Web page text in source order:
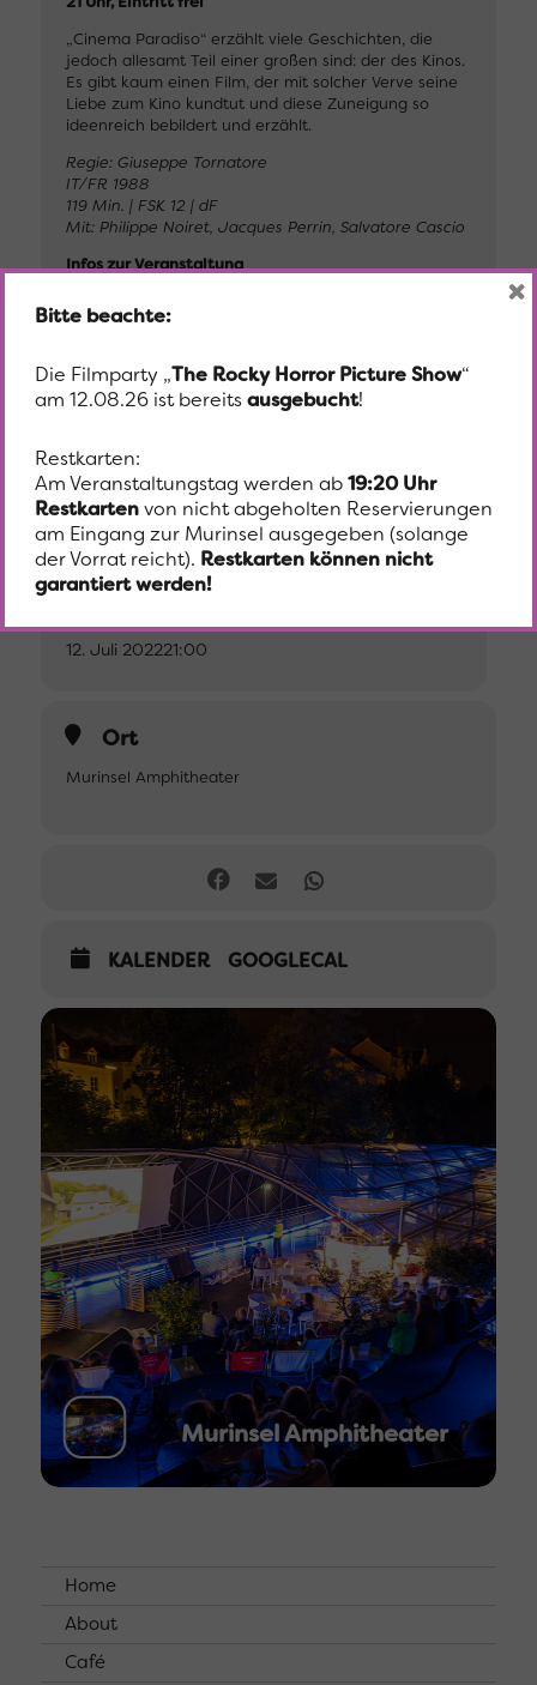
„Cinema Paradiso“ erzählt viele Geschichten, die
jedoch allesamt Teil einer großen sind: der des Kinos.
Es gibt kaum einen Film, der mit solcher Verve seine
Liebe zum Kino kundtut und diese Zuneigung so
ideenreich bebildert und erzählt.
Regie: Giuseppe Tornatore
IT/FR 1988
119 Min. | FSK 12 | dF
Mit: Philippe Noiret, Jacques Perrin, Salvatore Cascio
Infos zur Veranstaltung
Platzwahl.
Bei Schönwetter findet die Vorführung im
Murinsel statt.
Alex Desmond stimmt vor Vorstellungsbeginn mit
ausgewählten Terminen freuen wir uns, Gäste zu
einem Filmgespräch begrüßen zu dürfen.
Foto: © MPLC
12. Juli 202221:00
Ort
Murinsel Amphitheater
KALENDER GOOGLECAL
Murinsel Amphitheater
Home
About
Café
Bitte beachte:
Die Filmparty „The Rocky Horror Picture Show“
am 12.08.26 ist bereitsausgebucht!
Restkarten:
Am Veranstaltungstag werden ab19:20 Uhr
Restkartenvon nicht abgeholten Reservierungen
am Eingang zur Murinsel ausgegeben (solange
der Vorrat reicht). Restkarten können nicht
garantiert werden!
×